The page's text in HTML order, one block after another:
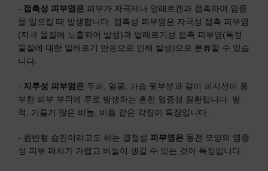
- 접촉성 피부염은 피부가 자극제나 알레르겐과 접촉하여 염증
을 일으킬 때 발생합니다. 접촉성 피부염은 자극성 접촉 피부염
(자극 물질에 노출되어 발생)과 알레르기성 접촉 피부염(특정
물질에 대한 알레르기 반응으로 인해 발생)으로 분류할 수 있습
니다.
- 지루성 피부염은 두피, 얼굴, 가슴 윗부분과 같이 피지선이 풍
부한 피부 부위에 주로 발생하는 흔한 염증성 질환입니다. 발
적, 기름기 많은 비늘, 비듬 같은 각질이 특징입니다.
- 원반형 습진이라고도 하는 결절성 피부염은 동전 모양의 염증
성 피부 패치가 가렵고 비늘이 생길 수 있는 것이 특징입니다.